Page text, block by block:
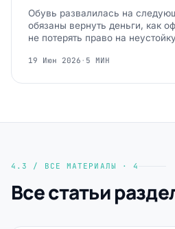
Обувь развалилась на
обязаны вернуть деньги, как
не потерять право на
19 Июн 2026 · 5 МИН
4.3 / ВСЕ МАТЕРИАЛЫ · 4
Все статьи